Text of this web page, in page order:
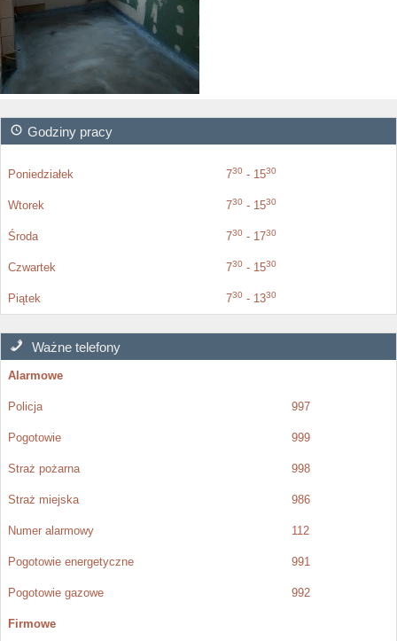
Godziny pracy
Poniedziałek 730 - 1530
Wtorek 730 - 1530
Środa 730 - 1730
Czwartek 730 - 1530
Piątek 730 - 1330
Ważne telefony
Alarmowe
Policja 997
Pogotowie 999
Straż pożarna 998
Straż miejska 986
Numer alarmowy 112
Pogotowie energetyczne 991
Pogotowie gazowe 992
Firmowe